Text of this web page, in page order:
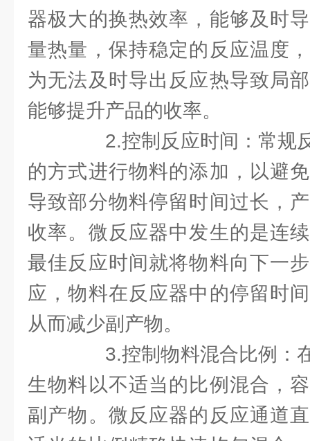
器极大的换热效率，能够及时
量热量，保持稳定的反应温度
为无法及时导出反应热导致局
能够提升产品的收率。
2.控制反应时间：常规
的方式进行物料的添加，以避
导致部分物料停留时间过长，
收率。微反应器中发生的是连
最佳反应时间就将物料向下一
应，物料在反应器中的停留时
从而减少副产物。
3.控制物料混合比例：
生物料以不适当的比例混合，
副产物。微反应器的反应通道